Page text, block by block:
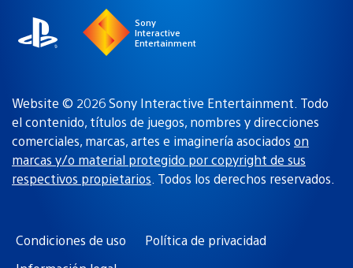
Sony
Interactive
Entertainment
Website © 2026 Sony Interactive Entertainment. Todo
el contenido, títulos de juegos, nombres y direcciones
comerciales, marcas, artes e imaginería asociados on
marcas y/o material protegido por copyright de sus
respectivos propietarios. Todos los derechos reservados.
Condiciones de uso
Política de privacidad